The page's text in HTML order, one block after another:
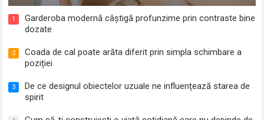
1
Garderoba modernă câștigă profunzime prin contraste bine
dozate
2
Coada de cal poate arăta diferit prin simpla schimbare a
poziției
3
De ce designul obiectelor uzuale ne influențează starea de
spirit